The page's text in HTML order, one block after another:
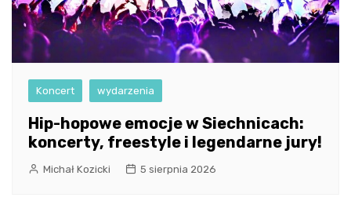
Koncert wydarzenia
Hip-hopowe emocje w Siechnicach:
koncerty, freestyle i legendarne jury!
Michał Kozicki 5 sierpnia 2026